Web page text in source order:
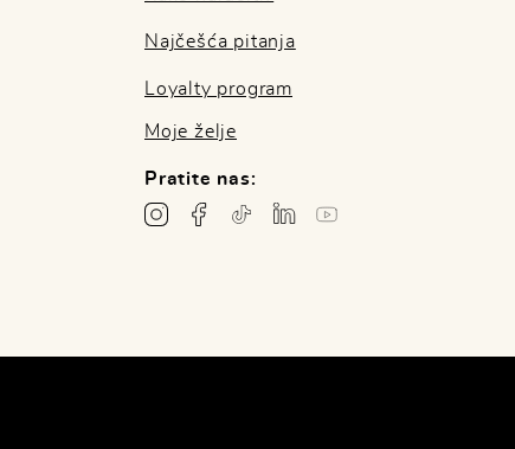
Najčešća pitanja
Loyalty program
Moje želje
Pratite nas: